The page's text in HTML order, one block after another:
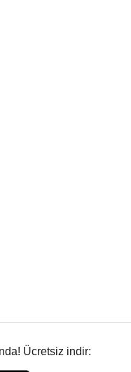
Ücretsiz indir: